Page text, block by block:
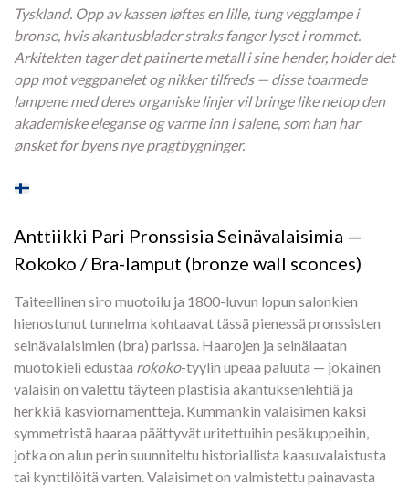
Tyskland. Opp av kassen løftes en lille, tung vegglampe i
bronse, hvis akantusblader straks fanger lyset i rommet.
Arkitekten tager det patinerte metall i sine hender, holder det
opp mot veggpanelet og nikker tilfreds — disse toarmede
lampene med deres organiske linjer vil bringe like netop den
akademiske eleganse og varme inn i salene, som han har
ønsket for byens nye pragtbygninger.
Anttiikki Pari Pronssisia Seinävalaisimia —
Rokoko / Bra-lamput (bronze wall sconces)
Taiteellinen siro muotoilu ja 1800-luvun lopun salonkien
hienostunut tunnelma kohtaavat tässä pienessä pronssisten
seinävalaisimien (bra) parissa. Haarojen ja seinälaatan
muotokieli edustaa rokoko-tyylin upeaa paluuta — jokainen
valaisin on valettu täyteen plastisia akantuksenlehtiä ja
herkkiä kasviornamentteja. Kummankin valaisimen kaksi
symmetristä haaraa päättyvät uritettuihin pesäkuppeihin,
jotka on alun perin suunniteltu historiallista kaasuvalaistusta
tai kynttilöitä varten. Valaisimet on valmistettu painavasta